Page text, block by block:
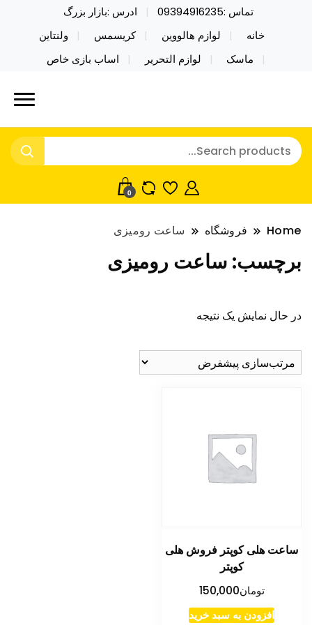
تماس :09394916235
ادرس :بازار بزرگ
خانه
لوازم هالووین کریسمس
ولنتاین
ماسک
لوازم التحریر اساب بازی خاص
نایکر توی فروش عمده لوازم هالووین
ولن تاین کادویی کریسمس اکسسوری
خرید محصولات خاص فیجت اسباب بازی تراول ماگ نایکر
توی فروش عمده لوازم هالووین ولن تاین کادویی
کریسمس اکسسوری ماسک در واردات مستقیم
0
Home فروشگاه ساعت رومیزی
برچسب: ساعت رومیزی
در حال نمایش یک نتیجه
ساعت هلی کوپتر فروش هلی
کوپتر
تومان150,000
افزودن به سبد خرید